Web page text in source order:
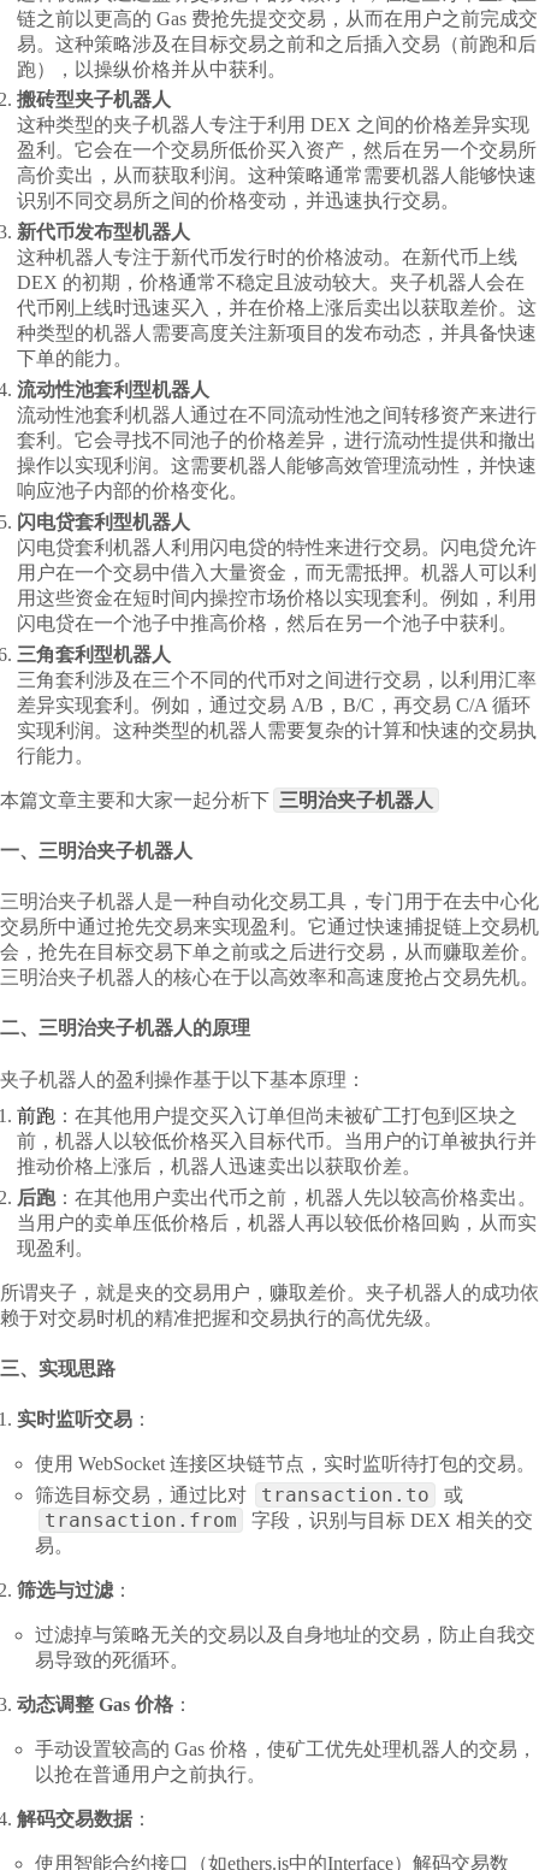
链之前以更高的 Gas 费抢先提交交易，从而在用户之前完成交
易。这种策略涉及在目标交易之前和之后插入交易（前跑和后
跑），以操纵价格并从中获利。
搬砖型夹子机器人
这种类型的夹子机器人专注于利用 DEX 之间的价格差异实现
盈利。它会在一个交易所低价买入资产，然后在另一个交易所
高价卖出，从而获取利润。这种策略通常需要机器人能够快速
识别不同交易所之间的价格变动，并迅速执行交易。
新代币发布型机器人
这种机器人专注于新代币发行时的价格波动。在新代币上线
DEX 的初期，价格通常不稳定且波动较大。夹子机器人会在
代币刚上线时迅速买入，并在价格上涨后卖出以获取差价。这
种类型的机器人需要高度关注新项目的发布动态，并具备快速
下单的能力。
流动性池套利型机器人
流动性池套利机器人通过在不同流动性池之间转移资产来进行
套利。它会寻找不同池子的价格差异，进行流动性提供和撤出
操作以实现利润。这需要机器人能够高效管理流动性，并快速
响应池子内部的价格变化。
闪电贷套利型机器人
闪电贷套利机器人利用闪电贷的特性来进行交易。闪电贷允许
用户在一个交易中借入大量资金，而无需抵押。机器人可以利
用这些资金在短时间内操控市场价格以实现套利。例如，利用
闪电贷在一个池子中推高价格，然后在另一个池子中获利。
三角套利型机器人
三角套利涉及在三个不同的代币对之间进行交易，以利用汇率
差异实现套利。例如，通过交易 A/B，B/C，再交易 C/A 循环
实现利润。这种类型的机器人需要复杂的计算和快速的交易执
行能力。
本篇文章主要和大家一起分析下 三明治夹子机器人
一、 三明治夹子机器人
三明治夹子机器人是一种自动化交易工具，专门用于在去中心化
交易所中通过抢先交易来实现盈利。它通过快速捕捉链上交易机
会，抢先在目标交易下单之前或之后进行交易，从而赚取差价。
三明治夹子机器人的核心在于以高效率和高速度抢占交易先机。
二、三明治夹子机器人的原理
夹子机器人的盈利操作基于以下基本原理：
前跑 ：在其他用户提交买入订单但尚未被矿工打包到区块之
前，机器人以较低价格买入目标代币。当用户的订单被执行并
推动价格上涨后，机器人迅速卖出以获取价差。
后跑：在其他用户卖出代币之前，机器人先以较高价格卖出。
当用户的卖单压低价格后，机器人再以较低价格回购，从而实
现盈利。
所谓夹子，就是夹的交易用户，赚取差价。夹子机器人的成功依
赖于对交易时机的精准把握和交易执行的高优先级。
三、实现思路
实时监听交易 ：
使用 WebSocket 连接区块链节点，实时监听待打包的交易。
筛选目标交易，通过比对
transaction.to 或
transaction.from
字段，识别与目标 DEX 相关的交
易。
筛选与过滤 ：
过滤掉与策略无关的交易以及自身地址的交易，防止自我交
易导致的死循环。
动态调整 Gas 价格 ：
手动设置较高的 Gas 价格，使矿工优先处理机器人的交易，
以抢在普通用户之前执行。
解码交易数据 ：
使用智能合约接口（如ethers.js中的Interface）解码交易数